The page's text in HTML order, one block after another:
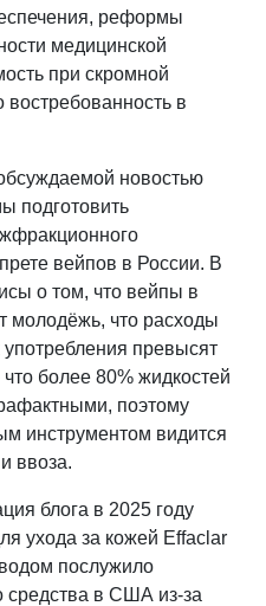
реформы
медицинской
при скромной
востребованность в
новостью
подготовить
вейпов в России. В
о том, что вейпы в
молодёжь, что расходы
превысят
более 80% жидкостей
поэтому
инструментом видится
ввоза.
блога в 2025 году
ухода за кожей Effaclar
послужило
средства в США из‑за